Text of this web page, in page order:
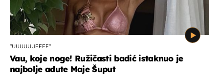
"UUUUUUFFFF"
Vau, koje noge! Ružičasti badić istaknuo je
najbolje adute Maje Šuput